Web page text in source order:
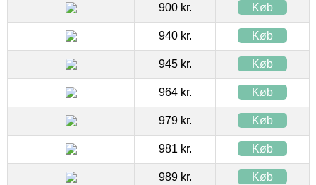
900 kr. Køb
940 kr. Køb
945 kr. Køb
964 kr. Køb
979 kr. Køb
981 kr. Køb
989 kr. Køb